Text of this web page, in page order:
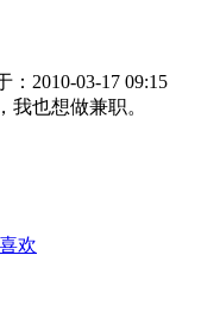
：2010-03-17 09:15
我也想做兼职。
喜欢